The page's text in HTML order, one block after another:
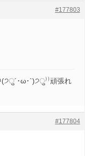
#177803
(੭ु´･ω･`)੭ु⁾⁾頑張れ
#177804